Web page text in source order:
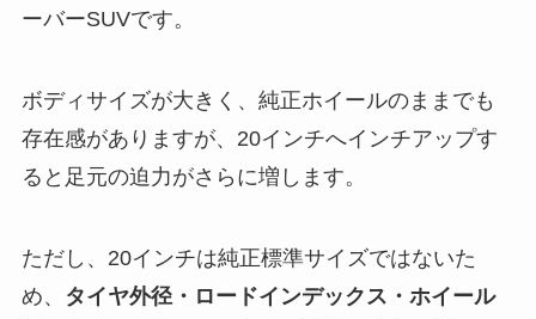
ーバーSUVです。
ボディサイズが大きく、純正ホイールのままでも
存在感がありますが、20インチへインチアップす
ると足元の迫力がさらに増します。
ただし、20インチは純正標準サイズではないた
め、
タイヤ外径・ロードインデックス・ホイール